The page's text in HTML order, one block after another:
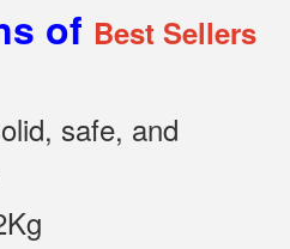
of Best Sellers
safe, and